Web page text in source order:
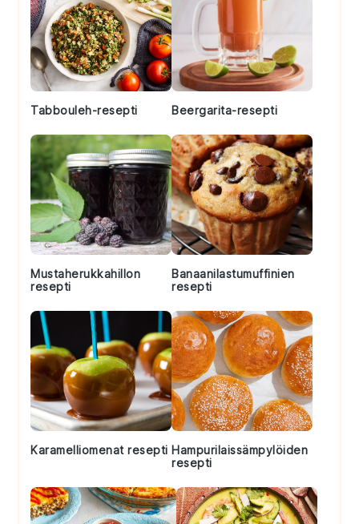
Tabbouleh-resepti Beergarita-resepti
Mustaherukkahillon
resepti
Banaanilastumuffinien
resepti
Karamelliomenat resepti Hampurilaissämpylöiden
resepti